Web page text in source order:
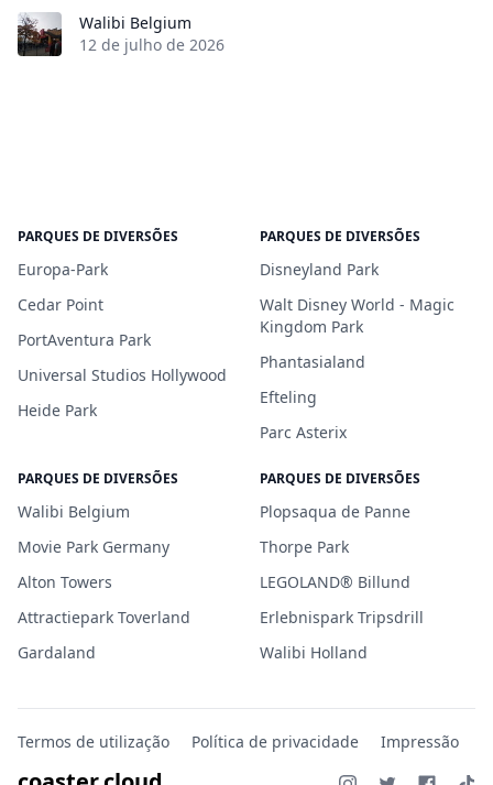
Walibi Belgium
12 de julho de 2026
PARQUES DE DIVERSÕES
Europa-Park
Cedar Point
PortAventura Park
Universal Studios Hollywood
Heide Park
PARQUES DE DIVERSÕES
Disneyland Park
Walt Disney World - Magic
Kingdom Park
Phantasialand
Efteling
Parc Asterix
PARQUES DE DIVERSÕES
Walibi Belgium
Movie Park Germany
Alton Towers
Attractiepark Toverland
Gardaland
PARQUES DE DIVERSÕES
Plopsaqua de Panne
Thorpe Park
LEGOLAND® Billund
Erlebnispark Tripsdrill
Walibi Holland
Termos de utilização Política de privacidade Impressão